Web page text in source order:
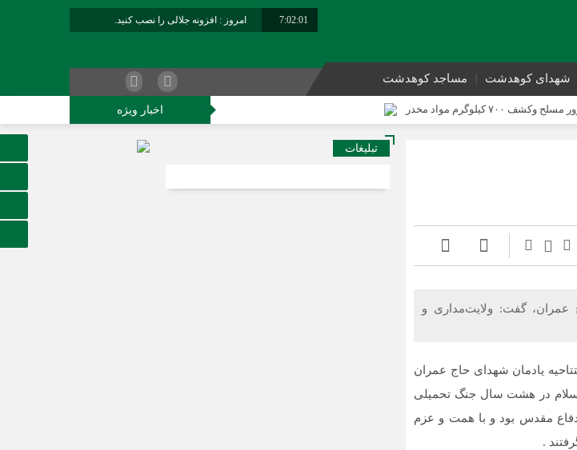
7:02:02 امروز : افزونه جلالی را نصب کنید.
شهدای کوهدشت مساجد کوهدشت
اخبار ویژه ۷۰۰ کیلوگرم مواد مخدر
سوداگران مرگ در تور اطلاعاتی عملیاتی تکاوران فراجا
عمران، گفت: ولایت‌مداری و
یادمان شهدای حاج عمران
اسلام در هشت سال جنگ تحمیلی
مقدس بود و با همت و عزم
.
تبلیغات